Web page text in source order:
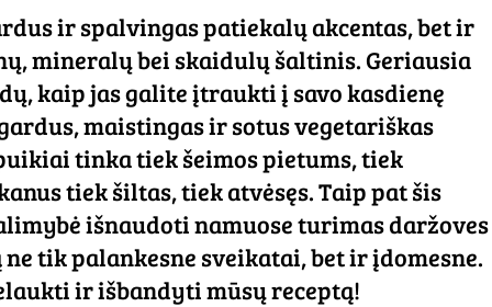
ir spalvingas patiekalų akcentas, bet ir
mineralų bei skaidulų šaltinis. Geriausia
kaip jas galite įtraukti į savo kasdienę
maistingas ir sotus vegetariškas
tinka tiek šeimos pietums, tiek
tiek šiltas, tiek atvėsęs. Taip pat šis
išnaudoti namuose turimas daržoves
tik palankesne sveikatai, bet ir įdomesne.
ir išbandyti mūsų receptą!